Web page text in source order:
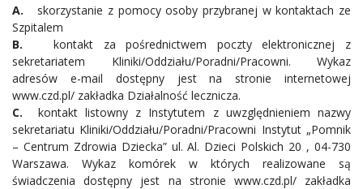
A. skorzystanie z pomocy osoby przybranej w kontaktach ze
Szpitalem
B. kontakt za pośrednictwem poczty elektronicznej z
sekretariatem Kliniki/Oddziału/Poradni/Pracowni. Wykaz
adresów e-mail dostępny jest na stronie internetowej
www.czd.pl/ zakładka Działalność lecznicza.
C. kontakt listowny z Instytutem z uwzględnieniem nazwy
sekretariatu Kliniki/Oddziału/Poradni/Pracowni Instytut „Pomnik
– Centrum Zdrowia Dziecka” ul. Al. Dzieci Polskich 20 , 04-730
Warszawa. Wykaz komórek w których realizowane są
świadczenia dostępny jest na stronie www.czd.pl/ zakładka